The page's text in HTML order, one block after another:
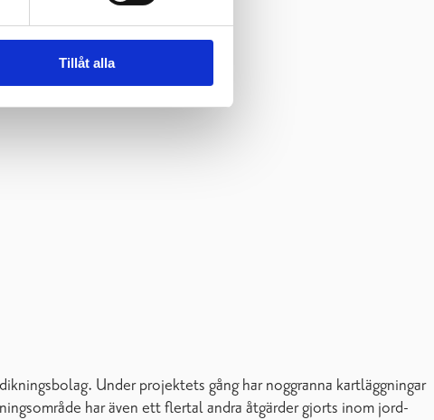
Tillåt alla
Under projektets gång har noggranna kartläggningar
har även ett flertal andra åtgärder gjorts inom jord-